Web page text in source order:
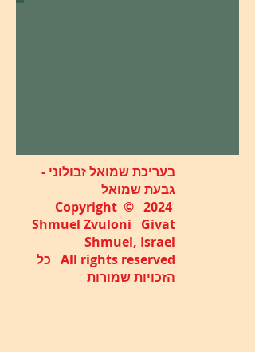
בעריכת שמואל זבולוני -
גבעת שמואל
Copyright © 2024
Shmuel Zvuloni Givat
Shmuel, Israel
All rights reserved כל
הזכויות שמורות